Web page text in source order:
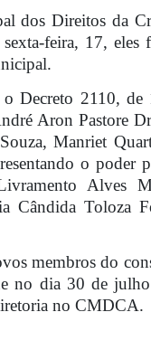
dos Direitos da
feira, 17, eles
o Decreto 2110,
Aron Pastore
Manriet
o
Alves
Cândida Toloza
membros do
no dia 30 de
no CMDCA.